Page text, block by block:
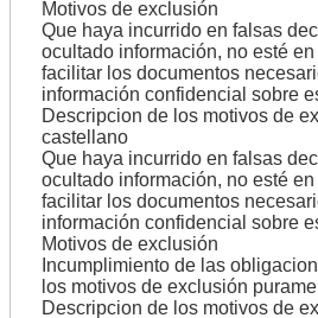
Motivos de exclusión
Que haya incurrido en falsas
ocultado información, no esté
facilitar los documentos
información confidencial sobre
Descripcion de los motivos de
castellano
Que haya incurrido en falsas
ocultado información, no esté
facilitar los documentos
información confidencial sobre
Motivos de exclusión
Incumplimiento de las
los motivos de exclusión
Descripcion de los motivos de